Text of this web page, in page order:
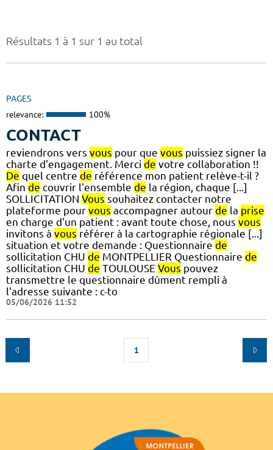
Résultats 1 à 1 sur 1 au total
PAGES
relevance: 100%
CONTACT
reviendrons vers vous pour que vous puissiez signer la
charte d'engagement. Merci de votre collaboration !!
De quel centre de référence mon patient relève-t-il ?
Afin de couvrir l'ensemble de la région, chaque [...]
SOLLICITATION Vous souhaitez contacter notre
plateforme pour vous accompagner autour de la prise
en charge d'un patient : avant toute chose, nous vous
invitons à vous référer à la cartographie régionale [...]
situation et votre demande : Questionnaire de
sollicitation CHU de MONTPELLIER Questionnaire de
sollicitation CHU de TOULOUSE Vous pouvez
transmettre le questionnaire dûment rempli à
l'adresse suivante : c-to
05/06/2026 11:52
1